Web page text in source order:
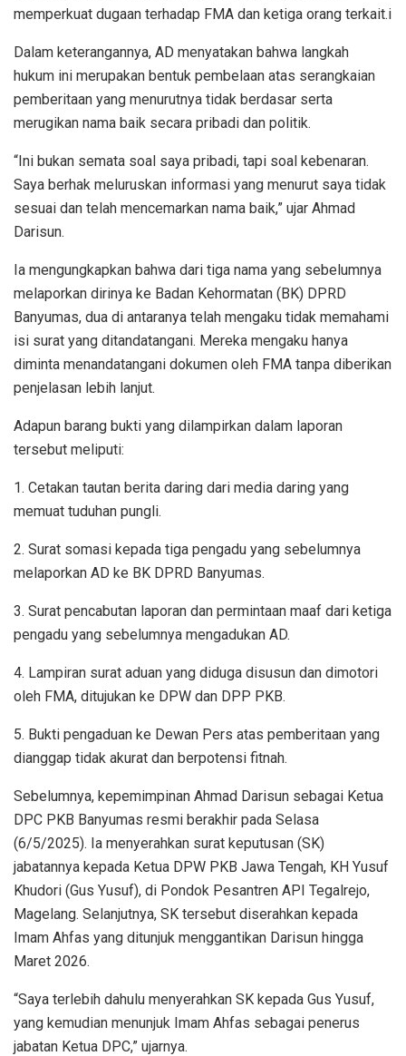
memperkuat dugaan terhadap FMA dan ketiga orang terkait.i
Dalam keterangannya, AD menyatakan bahwa langkah
hukum ini merupakan bentuk pembelaan atas serangkaian
pemberitaan yang menurutnya tidak berdasar serta
merugikan nama baik secara pribadi dan politik.
“Ini bukan semata soal saya pribadi, tapi soal kebenaran.
Saya berhak meluruskan informasi yang menurut saya tidak
sesuai dan telah mencemarkan nama baik,” ujar Ahmad
Darisun.
Ia mengungkapkan bahwa dari tiga nama yang sebelumnya
melaporkan dirinya ke Badan Kehormatan (BK) DPRD
Banyumas, dua di antaranya telah mengaku tidak memahami
isi surat yang ditandatangani. Mereka mengaku hanya
diminta menandatangani dokumen oleh FMA tanpa diberikan
penjelasan lebih lanjut.
Adapun barang bukti yang dilampirkan dalam laporan
tersebut meliputi:
1. Cetakan tautan berita daring dari media daring yang
memuat tuduhan pungli.
2. Surat somasi kepada tiga pengadu yang sebelumnya
melaporkan AD ke BK DPRD Banyumas.
3. Surat pencabutan laporan dan permintaan maaf dari ketiga
pengadu yang sebelumnya mengadukan AD.
4. Lampiran surat aduan yang diduga disusun dan dimotori
oleh FMA, ditujukan ke DPW dan DPP PKB.
5. Bukti pengaduan ke Dewan Pers atas pemberitaan yang
dianggap tidak akurat dan berpotensi fitnah.
Sebelumnya, kepemimpinan Ahmad Darisun sebagai Ketua
DPC PKB Banyumas resmi berakhir pada Selasa
(6/5/2025). Ia menyerahkan surat keputusan (SK)
jabatannya kepada Ketua DPW PKB Jawa Tengah, KH Yusuf
Khudori (Gus Yusuf), di Pondok Pesantren API Tegalrejo,
Magelang. Selanjutnya, SK tersebut diserahkan kepada
Imam Ahfas yang ditunjuk menggantikan Darisun hingga
Maret 2026.
“Saya terlebih dahulu menyerahkan SK kepada Gus Yusuf,
yang kemudian menunjuk Imam Ahfas sebagai penerus
jabatan Ketua DPC,” ujarnya.